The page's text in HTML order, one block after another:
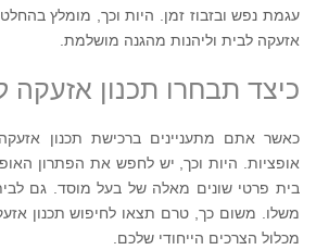
עגמת נפש ובזבוז זמן. היות וכך, מומלץ
אזעקה לבית וליהנות מהגנה מושלמת.
כיצד תבחרו תכנון אזעקה
כאשר אתם מתעניינים ברכישת תכנון
אופציות. היות וכך, יש לחפש את הפתרון
בית פרטי שונים מאלה של בעל מוסד. גם
משלו. משום כך, טרם תצאו לחיפוש תכנון
מכלול הצרכים הייחודי שלכם.